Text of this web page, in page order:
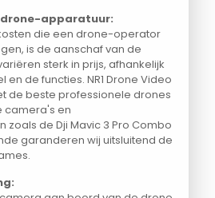
apparatuur:
die een drone-operator
is de aanschaf van de
sterk in prijs, afhankelijk
en de functies. NR1 Drone Video
de beste professionele drones
camera's en
zoals de Dji Mavic 3 Pro Combo
garanderen wij uitsluitend de